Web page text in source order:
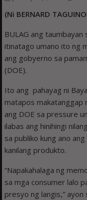
(Ni BERNARD
BULAG ang
itinatago umano ito ng
ang gobyerno sa
(DOE).
Ito ang pahayag ni
matapos makatanggap
ang DOE sa pressure
ilabas ang hinihingi
sa publiko kung ano
kanilang produkto.
“Napakahalaga ng
sa mga consumer lalo
presyo ng langis,” ayon